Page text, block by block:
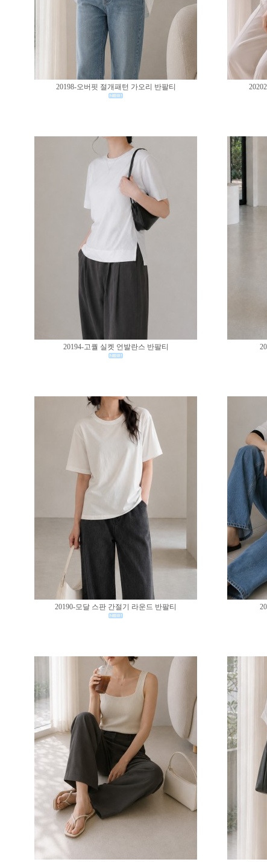
20198-오버핏 절개패턴 가오리 반팔티
20194-고퀄 실켓 언발란스 반팔티
20190-모달 스판 간절기 라운드 반팔티